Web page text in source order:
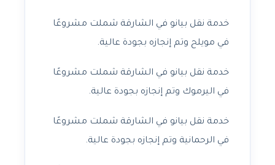
خدمة نقل بيانو في الشارقة شملت مشروعًا
في مويلح وتم إنجازه بجودة عالية.
خدمة نقل بيانو في الشارقة شملت مشروعًا
في اليرموك وتم إنجازه بجودة عالية.
خدمة نقل بيانو في الشارقة شملت مشروعًا
في الرحمانية وتم إنجازه بجودة عالية.